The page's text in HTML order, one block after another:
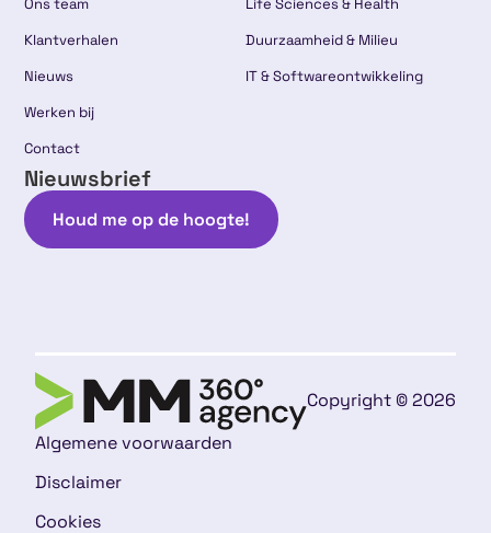
Klantverhalen
Nieuws
Werken bij
Contact
Duurzaamheid & Milieu
IT & Softwareontwikkeling
Nieuwsbrief
Houd me op de hoogte!
Copyright © 2026
Algemene voorwaarden
Disclaimer
Cookies